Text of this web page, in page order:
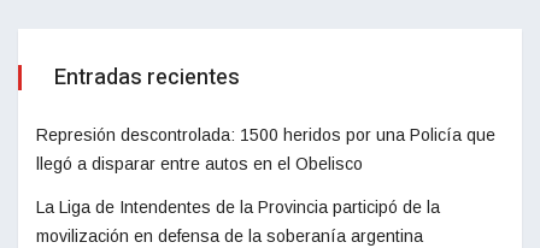
Entradas recientes
Represión descontrolada: 1500 heridos por una Policía que
llegó a disparar entre autos en el Obelisco
La Liga de Intendentes de la Provincia participó de la
movilización en defensa de la soberanía argentina